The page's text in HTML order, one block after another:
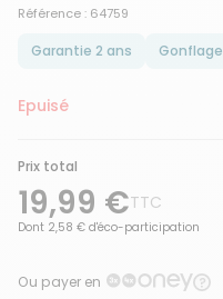
Référence : 64759
Garantie 2 ans
Epuisé
Prix total
19,99 €TTC
Dont 2,58 € d'éco-participation
Ou payer en